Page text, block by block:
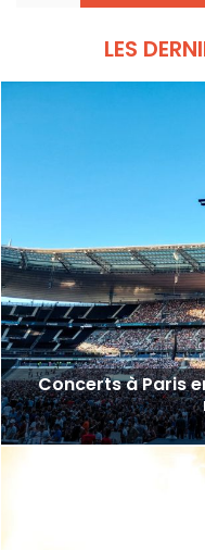
LES
Concerts à Paris